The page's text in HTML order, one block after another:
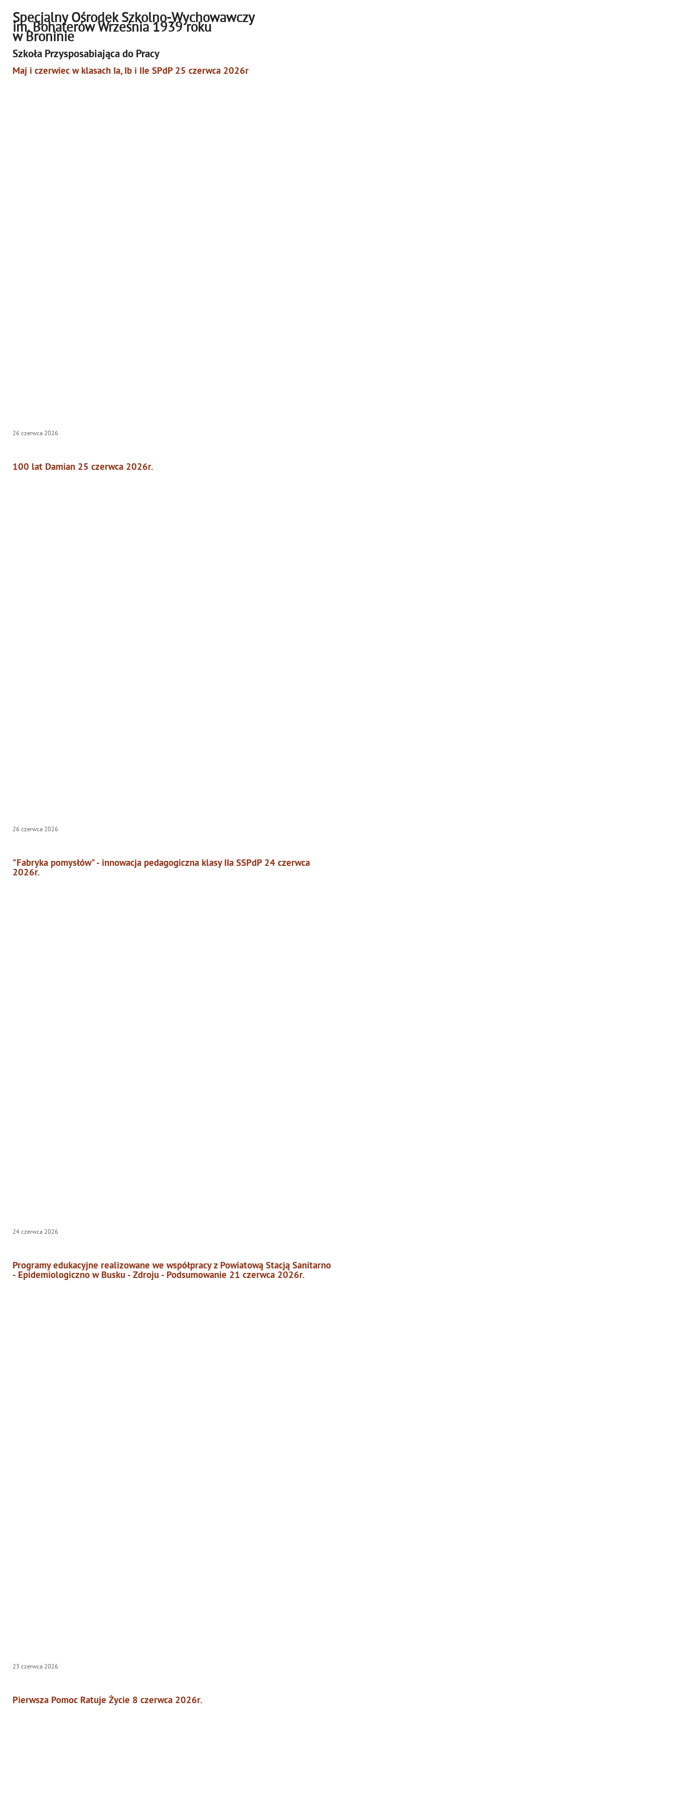
Specjalny Ośrodek Szkolno-Wychowawczy
im. Bohaterów Września 1939 roku
w Broninie
Szkoła Przysposabiająca do Pracy
Maj i czerwiec w klasach Ia, Ib i IIe SPdP 25 czerwca 2026r
26 czerwca 2026
100 lat Damian 25 czerwca 2026r.
26 czerwca 2026
"Fabryka pomysłów" - innowacja pedagogiczna klasy IIa SSPdP 24 czerwca
2026r.
24 czerwca 2026
Programy edukacyjne realizowane we współpracy z Powiatową Stacją Sanitarno
- Epidemiologiczno w Busku - Zdroju - Podsumowanie 21 czerwca 2026r.
23 czerwca 2026
Pierwsza Pomoc Ratuje Życie 8 czerwca 2026r.